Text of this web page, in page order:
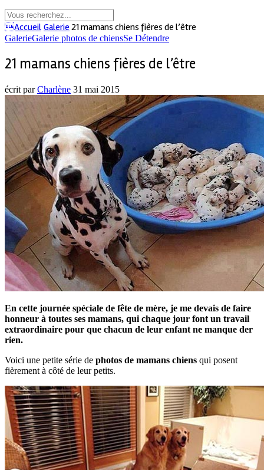
Accueil Galerie 21 mamans chiens fières de l’être
GalerieGalerie photos de chiensSe Détendre
21 mamans chiens fières de l’être
écrit parCharlène 31 mai 2015
En cette journée spéciale de fête de mère, je me devais de faire
honneur à toutes ses mamans, qui chaque jour font un travail
extraordinaire pour que chacun de leur enfant ne manque der
rien.
Voici une petite série de photos de mamans chiens qui posent
fièrement à côté de leur petits.